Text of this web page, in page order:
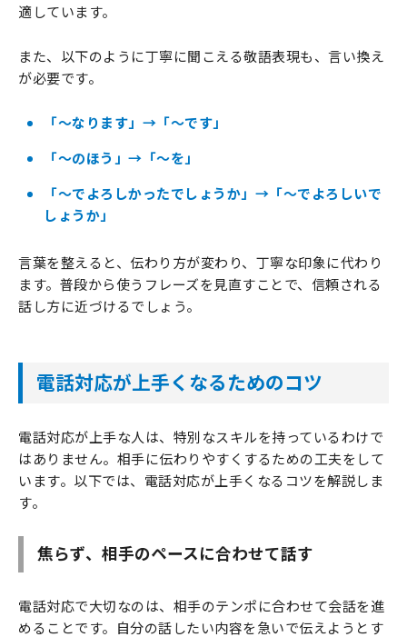
適しています。
また、以下のように丁寧に聞こえる敬語表現も、言い換え
が必要です。
「～なります」→「～です」
「～のほう」→「～を」
「～でよろしかったでしょうか」→「～でよろしいで
しょうか」
言葉を整えると、伝わり方が変わり、丁寧な印象に代わり
ます。普段から使うフレーズを見直すことで、信頼される
話し方に近づけるでしょう。
電話対応が上手くなるためのコツ
電話対応が上手な人は、特別なスキルを持っているわけで
はありません。相手に伝わりやすくするための工夫をして
います。以下では、電話対応が上手くなるコツを解説しま
す。
焦らず、相手のペースに合わせて話す
電話対応で大切なのは、相手のテンポに合わせて会話を進
めることです。自分の話したい内容を急いで伝えようとす